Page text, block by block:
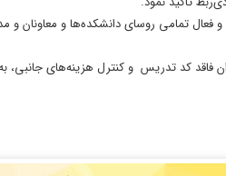
فعال تمامی روسای دانشکده‌ها و معاونان و
فاقد کد تدریس و کنترل هزینه‌های جانبی،